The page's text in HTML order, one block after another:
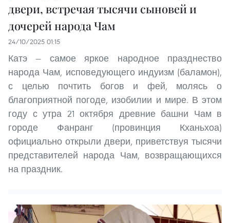
двери, встречая тысячи сыновей и
дочерей народа Чам
24/10/2025 01:15
Катэ — самое яркое народное празднество
народа Чам, исповедующего индуизм (баламон),
с целью почтить богов и фей, молясь о
благоприятной погоде, изобилии и мире. В этом
году с утра 21 октября древние башни Чам в
городе Фанранг (провинция Кханьхоа)
официально открыли двери, приветствуя тысячи
представителей народа Чам, возвращающихся
на праздник.